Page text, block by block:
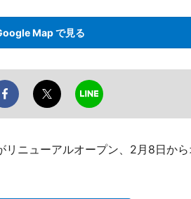
Map で見る
ニューアルオープン、2月8日か